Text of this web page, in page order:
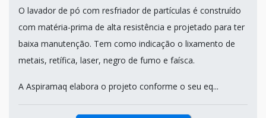
O lavador de pó com resfriador de partículas é construído
com matéria-prima de alta resistência e projetado para ter
baixa manutenção. Tem como indicação o lixamento de
metais, retífica, laser, negro de fumo e faísca.
A Aspiramaq elabora o projeto conforme o seu eq...